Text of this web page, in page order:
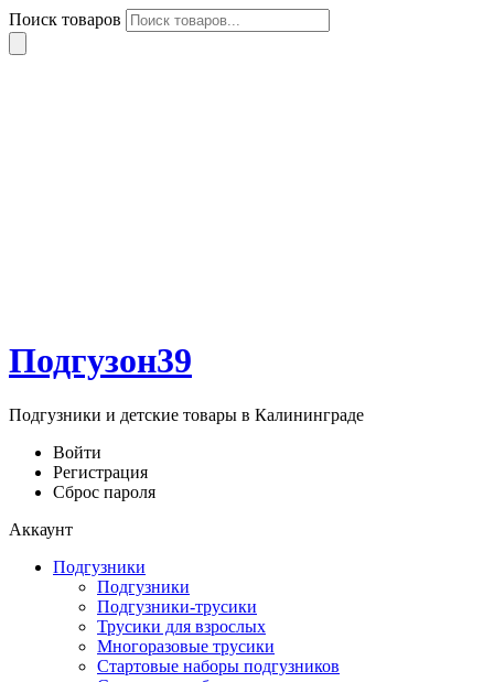
Поиск товаров
Подгузон39
Подгузники и детские товары в Калининграде
Войти
Регистрация
Сброс пароля
Аккаунт
Подгузники
Подгузники
Подгузники-трусики
Трусики для взрослых
Многоразовые трусики
Стартовые наборы подгузников